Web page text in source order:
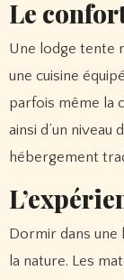
Le
Une lodge tente
une cuisine
parfois même la
ainsi d’un niveau
hébergement
Dormir dans
la nature. Les